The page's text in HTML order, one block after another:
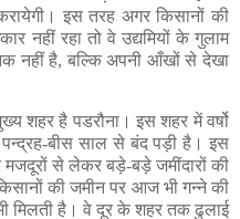
इस तरह अगर किसानों की
नहीं रहा तो वे उद्यमियों के गुलाम
नहीं है, बल्कि अपनी आँखों से देखा
शहर है पडरौना। इस शहर में वर्षो
बीस साल से बंद पड़ी है। इस
से लेकर बड़े-बड़े जमींदारों की
की जमीन पर आज भी गन्ने की
मिलती है। वे दूर के शहर तक ढुलाई